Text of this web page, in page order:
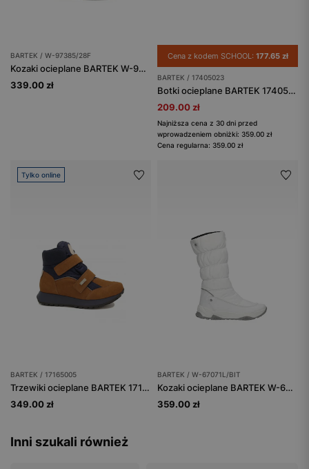
BARTEK / W-97385/28F
Kozaki ocieplane BARTEK W-97385/28F, dla dziewcząt, szary
339.00 zł
Cena z kodem SCHOOL: 177.65 zł
BARTEK / 17405023
Botki ocieplane BARTEK 17405023, dla dziewcząt, srebrno-biały
209.00 zł
Najniższa cena z 30 dni przed
wprowadzeniem obniżki: 359.00 zł
Cena regularna: 359.00 zł
Tylko online
BARTEK / 17165005
Trzewiki ocieplane BARTEK 17165005, brązowo-granatowy
349.00 zł
BARTEK / W-67071L/BIT
Kozaki ocieplane BARTEK W-67071L/BIT, dla dziewcząt, biały
359.00 zł
Inni szukali również